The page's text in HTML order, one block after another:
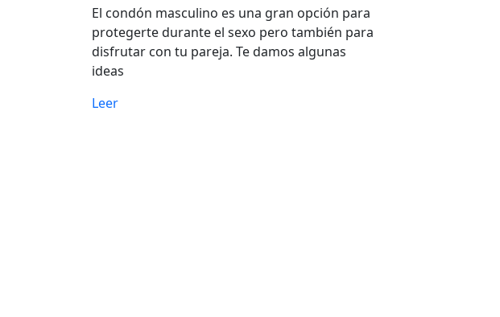
El condón masculino es una gran opción para
protegerte durante el sexo pero también para
disfrutar con tu pareja. Te damos algunas
ideas
Leer